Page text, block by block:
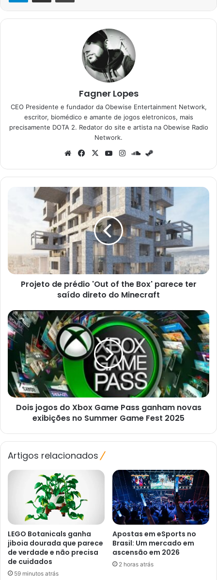
Fagner Lopes
CEO Presidente e fundador da Obewise Entertainment Network,
escritor, biomédico e amante de jogos eletronicos, mais
precisamente DOTA 2. Redator do site e artista na Obewise Radio
Network.
WebsiteFacebook
X YouTubeInstagramSoundCloud
parece
ter
saído
Minecraft
Projeto de prédio 'Out of the Box' parece ter
saído direto do Minecraft
Dois
jogos
do
Xbox
Game
Pass
ganham
novas
exibições
Dois jogos do Xbox Game Pass ganham novas
exibições no Summer Game Fest 2025
Artigos relacionados
LEGO Botanicals ganha
jiboia dourada que parece
de verdade e não precisa
de cuidados
59 minutos atrás
Apostas em eSports no
Brasil: Um mercado em
ascensão em 2026
2 horas atrás